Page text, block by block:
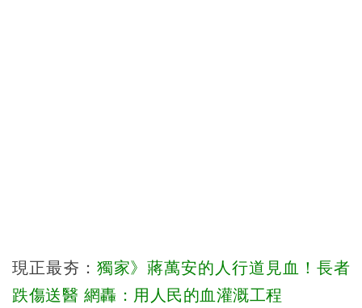
現正最夯： 獨家》蔣萬安的人行道見血！長者
跌傷送醫 網轟：用人民的血灌溉工程